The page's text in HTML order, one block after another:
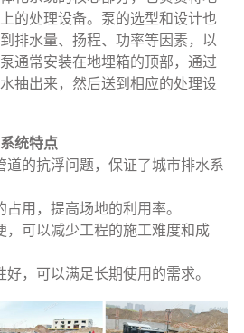
的处理设备。泵的选型和设计也
排水量、扬程、功率等因素，以
通常安装在地埋箱的顶部，通过
抽出来，然后送到相应的处理设
统特点
道的抗浮问题，保证了城市排水系
用，提高场地的利用率。
，可以减少工程的施工难度和成
，可以满足长期使用的需求。